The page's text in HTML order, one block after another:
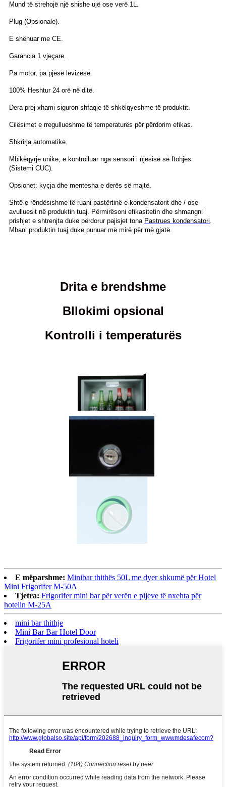
Mund të strehojë një shishe ujë ose verë 1L.
Plug (Opsionale).
E shënuar me CE.
Garancia 1 vjeçare.
Pa motor, pa pjesë lëvizëse.
100% Heshtur 24 orë në ditë.
Dera prej xhami siguron shfaqje të shkëlqyeshme të produktit.
Cilësimet e rregullueshme të temperaturës për përdorim efikas.
Shkrirja automatike.
Mbikëqyrje unike, e kontrolluar nga sensori i njësisë së ftohjes
(Sistemi CUC).
Opsionet: kyçja dhe mentesha e derës së majtë.
Shtë e rëndësishme të ruani pastërtinë e kondensatorit dhe / ose
avulluesit në produktin tuaj. Përmirësoni efikasitetin dhe shmangni
prishjet e shtrenjta duke përdorur pajisjet tona Pastrues kondensatori.
Mbani produktin tuaj duke punuar më mirë për më gjatë.
Drita e brendshme
Bllokimi opsional
Kontrolli i temperaturës
E mëparshme: Minibar thithës 50L me dyer shkumë për Hotel
Mini Frigorifer M-50A
Tjetra: Frigorifer mini bar për verën e pijeve të nxehta për
hotelin M-25A
mini bar thithje
Mini Bar Bar Hotel Door
Frigorifer mini profesional hoteli